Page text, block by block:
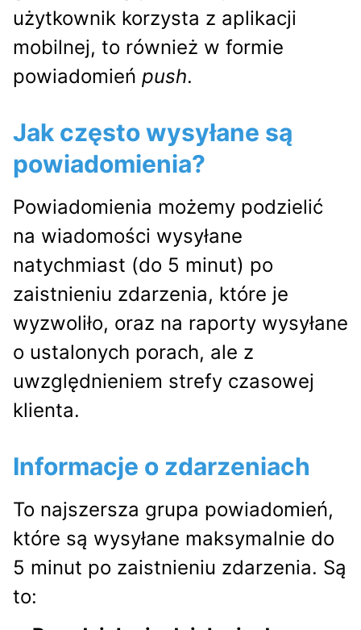
użytkownik korzysta z aplikacji
mobilnej, to również w formie
powiadomień push.
Jak często wysyłane są
powiadomienia?
Powiadomienia możemy podzielić
na wiadomości wysyłane
natychmiast (do 5 minut) po
zaistnieniu zdarzenia, które je
wyzwoliło, oraz na raporty wysyłane
o ustalonych porach, ale z
uwzględnieniem strefy czasowej
klienta.
Informacje o zdarzeniach
To najszersza grupa powiadomień,
które są wysyłane maksymalnie do
5 minut po zaistnieniu zdarzenia. Są
to: